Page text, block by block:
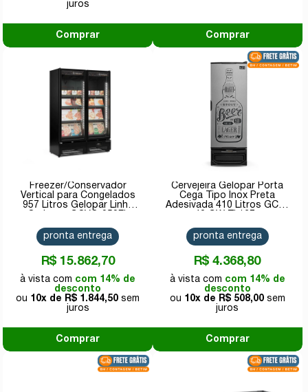
Comprar Comprar
Freezer/Conservador
Vertical para Congelados
957 Litros Gelopar Linha
R$ 15.862,70
com 14% de
desconto
10x de
R$ 1.844,50
pronta entrega
Comprar
Cervejeira Gelopar Porta
Cega Tipo Inox Preta
Adesivada 410 Litros GCB-
R$ 4.368,80
com 14% de
desconto
10x de
R$ 508,00
pronta entrega
Comprar